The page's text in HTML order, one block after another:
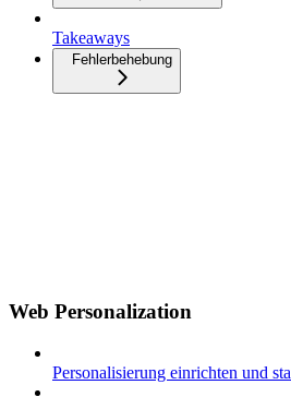
Takeaways
Fehlerbehebung
Web Personalization
Personalisierung einrichten und